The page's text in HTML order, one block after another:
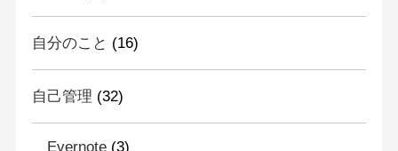
自分のこと (16)
自己管理 (32)
Evernote(3)